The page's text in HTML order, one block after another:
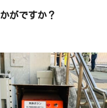
がですか？